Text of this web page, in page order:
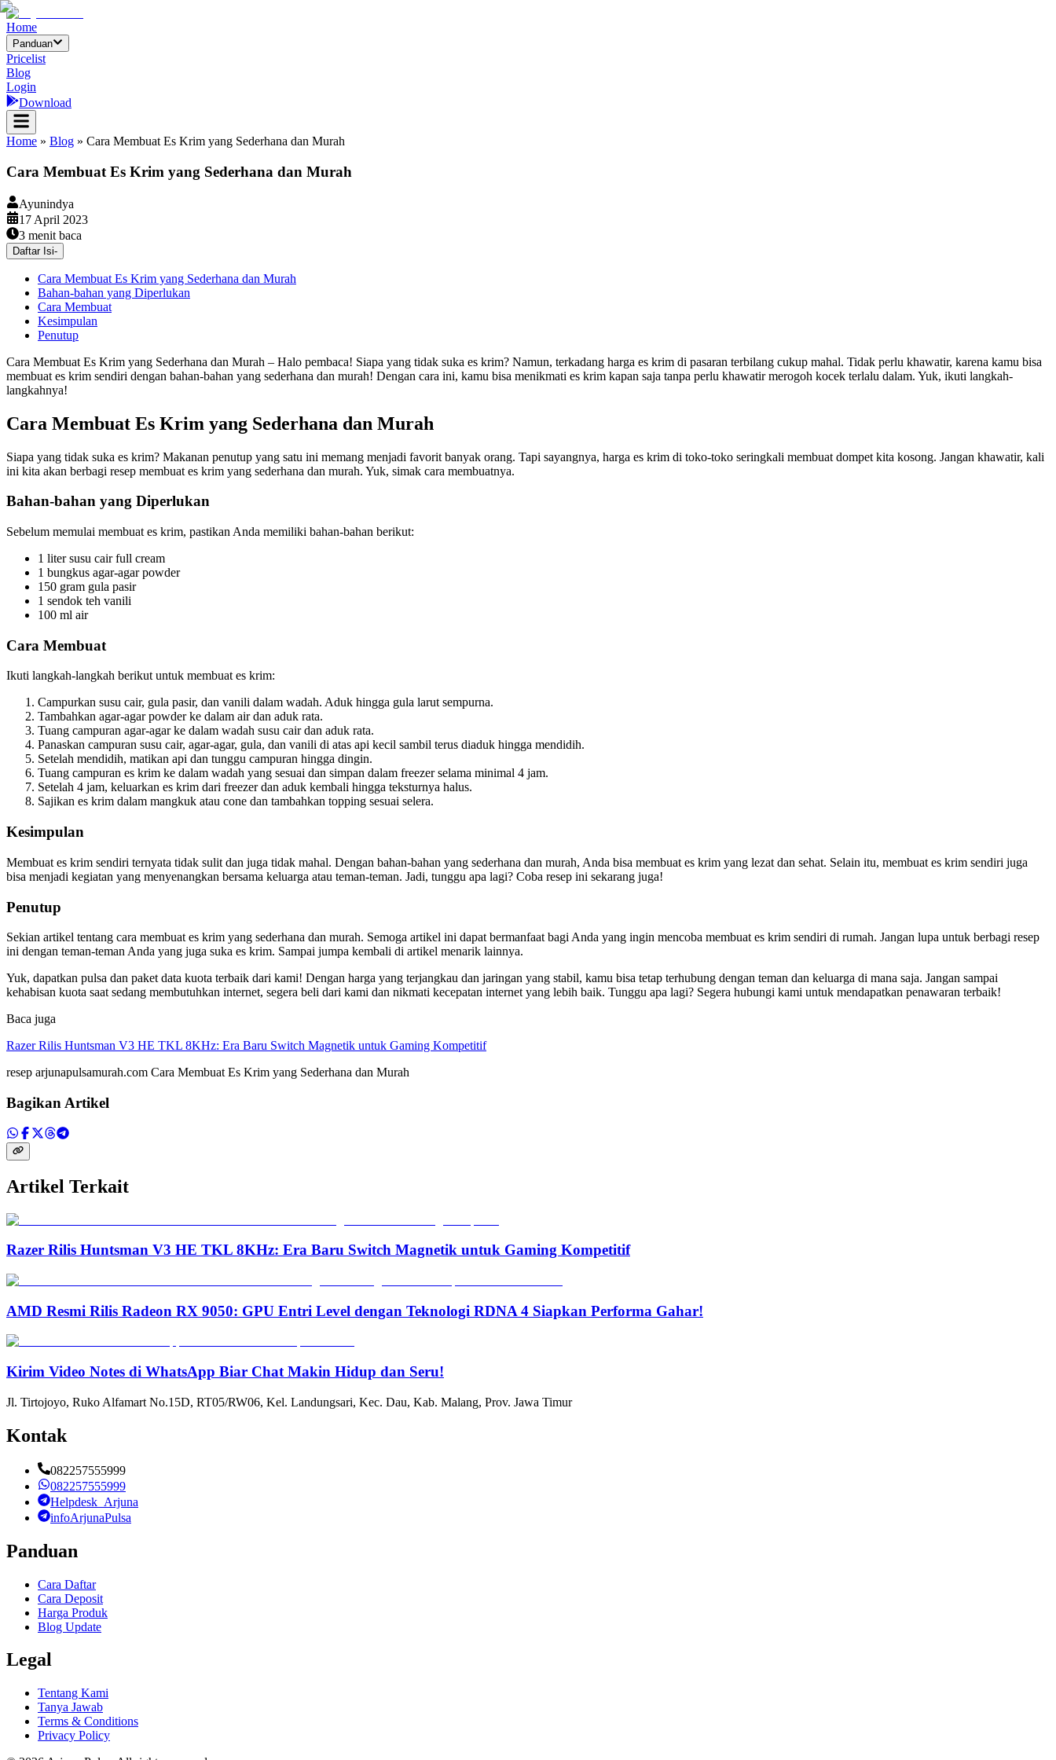
Home
Panduan
Pricelist
Blog
Login
Download
Home » Blog » Cara Membuat Es Krim yang Sederhana dan Murah
Cara Membuat Es Krim yang Sederhana dan Murah
Ayunindya
17 April 2023
3 menit baca
Daftar Isi-
Cara Membuat Es Krim yang Sederhana dan Murah
Bahan-bahan yang Diperlukan
Cara Membuat
Kesimpulan
Penutup
Cara Membuat Es Krim yang Sederhana dan Murah – Halo pembaca! Siapa yang tidak suka es krim? Namun, terkadang harga es krim di pasaran terbilang cukup mahal. Tidak perlu khawatir, karena kamu bisa
membuat es krim sendiri dengan bahan-bahan yang sederhana dan murah! Dengan cara ini, kamu bisa menikmati es krim kapan saja tanpa perlu khawatir merogoh kocek terlalu dalam. Yuk, ikuti langkah-
langkahnya!
Cara Membuat Es Krim yang Sederhana dan Murah
Siapa yang tidak suka es krim? Makanan penutup yang satu ini memang menjadi favorit banyak orang. Tapi sayangnya, harga es krim di toko-toko seringkali membuat dompet kita kosong. Jangan khawatir, kali
ini kita akan berbagi resep membuat es krim yang sederhana dan murah. Yuk, simak cara membuatnya.
Bahan-bahan yang Diperlukan
Sebelum memulai membuat es krim, pastikan Anda memiliki bahan-bahan berikut:
1 liter susu cair full cream
1 bungkus agar-agar powder
150 gram gula pasir
1 sendok teh vanili
100 ml air
Cara Membuat
Ikuti langkah-langkah berikut untuk membuat es krim:
Campurkan susu cair, gula pasir, dan vanili dalam wadah. Aduk hingga gula larut sempurna.
Tambahkan agar-agar powder ke dalam air dan aduk rata.
Tuang campuran agar-agar ke dalam wadah susu cair dan aduk rata.
Panaskan campuran susu cair, agar-agar, gula, dan vanili di atas api kecil sambil terus diaduk hingga mendidih.
Setelah mendidih, matikan api dan tunggu campuran hingga dingin.
Tuang campuran es krim ke dalam wadah yang sesuai dan simpan dalam freezer selama minimal 4 jam.
Setelah 4 jam, keluarkan es krim dari freezer dan aduk kembali hingga teksturnya halus.
Sajikan es krim dalam mangkuk atau cone dan tambahkan topping sesuai selera.
Kesimpulan
Membuat es krim sendiri ternyata tidak sulit dan juga tidak mahal. Dengan bahan-bahan yang sederhana dan murah, Anda bisa membuat es krim yang lezat dan sehat. Selain itu, membuat es krim sendiri juga
bisa menjadi kegiatan yang menyenangkan bersama keluarga atau teman-teman. Jadi, tunggu apa lagi? Coba resep ini sekarang juga!
Penutup
Sekian artikel tentang cara membuat es krim yang sederhana dan murah. Semoga artikel ini dapat bermanfaat bagi Anda yang ingin mencoba membuat es krim sendiri di rumah. Jangan lupa untuk berbagi resep
ini dengan teman-teman Anda yang juga suka es krim. Sampai jumpa kembali di artikel menarik lainnya.
Yuk, dapatkan pulsa dan paket data kuota terbaik dari kami! Dengan harga yang terjangkau dan jaringan yang stabil, kamu bisa tetap terhubung dengan teman dan keluarga di mana saja. Jangan sampai
kehabisan kuota saat sedang membutuhkan internet, segera beli dari kami dan nikmati kecepatan internet yang lebih baik. Tunggu apa lagi? Segera hubungi kami untuk mendapatkan penawaran terbaik!
Baca juga
Razer Rilis Huntsman V3 HE TKL 8KHz: Era Baru Switch Magnetik untuk Gaming Kompetitif
resep arjunapulsamurah.com Cara Membuat Es Krim yang Sederhana dan Murah
Bagikan Artikel
Artikel Terkait
Razer Rilis Huntsman V3 HE TKL 8KHz: Era Baru Switch Magnetik untuk Gaming Kompetitif
AMD Resmi Rilis Radeon RX 9050: GPU Entri Level dengan Teknologi RDNA 4 Siapkan Performa Gahar!
Kirim Video Notes di WhatsApp Biar Chat Makin Hidup dan Seru!
Jl. Tirtojoyo, Ruko Alfamart No.15D, RT05/RW06, Kel. Landungsari, Kec. Dau, Kab. Malang, Prov. Jawa Timur
Kontak
082257555999
082257555999
Helpdesk_Arjuna
infoArjunaPulsa
Panduan
Cara Daftar
Cara Deposit
Harga Produk
Blog Update
Legal
Tentang Kami
Tanya Jawab
Terms & Conditions
Privacy Policy